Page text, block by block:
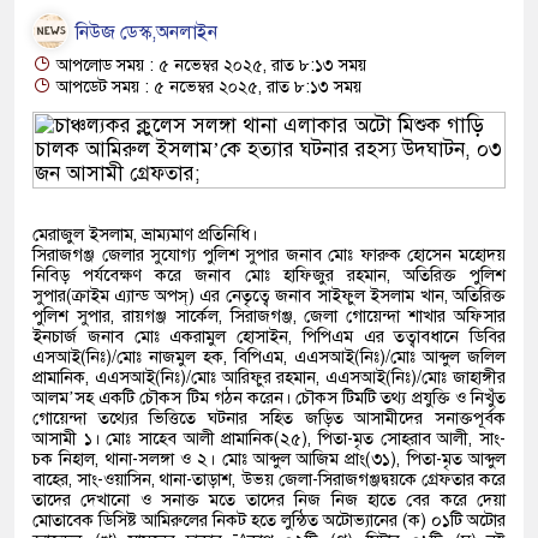
নিউজ ডেস্ক,অনলাইন
আপলোড সময় : ৫ নভেম্বর ২০২৫, রাত ৮:১৩ সময়
আপডেট সময় : ৫ নভেম্বর ২০২৫, রাত ৮:১৩ সময়
মেরাজুল ইসলাম, ভ্রাম্যমাণ প্রতিনিধি।
সিরাজগঞ্জ জেলার সুযোগ্য পুলিশ সুপার জনাব মোঃ ফারুক হোসেন মহোদয়
নিবিড় পর্যবেক্ষণ করে জনাব মোঃ হাফিজুর রহমান, অতিরিক্ত পুলিশ
সুপার(ক্রাইম এ্যান্ড অপস্) এর নেতৃত্বে জনাব সাইফুল ইসলাম খান, অতিরিক্ত
পুলিশ সুপার, রায়গঞ্জ সার্কেল, সিরাজগঞ্জ, জেলা গোয়েন্দা শাখার অফিসার
ইনচার্জ জনাব মোঃ একরামুল হোসাইন, পিপিএম এর তত্বাবধানে ডিবির
এসআই(নিঃ)/মোঃ নাজমুল হক, বিপিএম, এএসআই(নিঃ)/মোঃ আব্দুল জলিল
প্রামানিক, এএসআই(নিঃ)/মোঃ আরিফুর রহমান, এএসআই(নিঃ)/মোঃ জাহাঙ্গীর
আলম’সহ একটি চৌকস টিম গঠন করেন। চৌকস টিমটি তথ্য প্রযুক্তি ও নিখুঁত
গোয়েন্দা তথ্যের ভিত্তিতে ঘটনার সহিত জড়িত আসামীদের সনাক্তপূর্বক
আসামী ১। মোঃ সাহেব আলী প্রামানিক(২৫), পিতা-মৃত সোহরাব আলী, সাং-
চক নিহাল, থানা-সলঙ্গা ও ২। মোঃ আব্দুল আজিম প্রাং(৩১), পিতা-মৃত আব্দুল
বাহের, সাং-ওয়াসিন, থানা-তাড়াশ, উভয় জেলা-সিরাজগঞ্জদ্বয়কে গ্রেফতার করে
তাদের দেখানো ও সনাক্ত মতে তাদের নিজ নিজ হাতে বের করে দেয়া
মোতাবেক ডিসিষ্ট আমিরুলের নিকট হতে লুন্ঠিত অটোভ্যানের (ক) ০১টি অটোর